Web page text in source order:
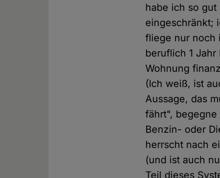
habe ich so
eingeschränkt;
fliege nur noch
beruflich 1
Wohnung
(Ich weiß, ist
Aussage, das
fährt",
Benzin- oder
herrscht nach
(und ist auch
Teil dieses